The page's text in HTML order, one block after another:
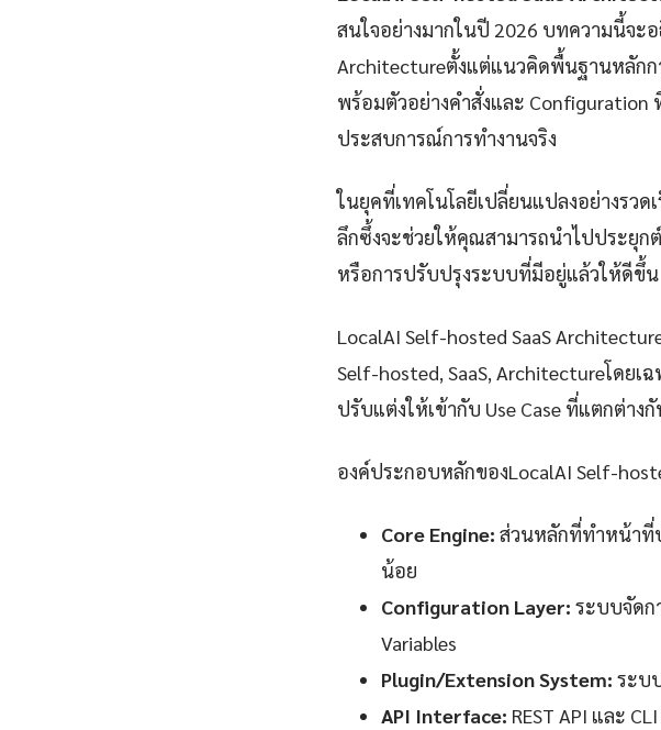
สนใจอย่างมากในปี 2026 บทความนี้จะ
Architectureตั้งแต่แนวคิดพื้นฐานหลักก
พร้อมตัวอย่างคำสั่งและ Configuration
ประสบการณ์การทำงานจริง
ในยุคที่เทคโนโลยีเปลี่ยนแปลงอย่างรวด
ลึกซึ้งจะช่วยให้คุณสามารถนำไปประยุ
หรือการปรับปรุงระบบที่มีอยู่แล้วให้ดีขึ้น
LocalAI Self-hosted SaaS
Self-hosted, SaaS, Architectureโดย
ปรับแต่งให้เข้ากับ Use Case ที่แตกต่าง
องค์ประกอบหลักของLocalAI Self-
Core Engine: ส่วนหลักที่ทำหน้าที่
น้อย
Configuration Layer: ระบบจัดก
Variables
Plugin/Extension System: ระบ
API Interface: REST API และ